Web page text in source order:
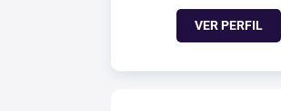
VER PERFIL